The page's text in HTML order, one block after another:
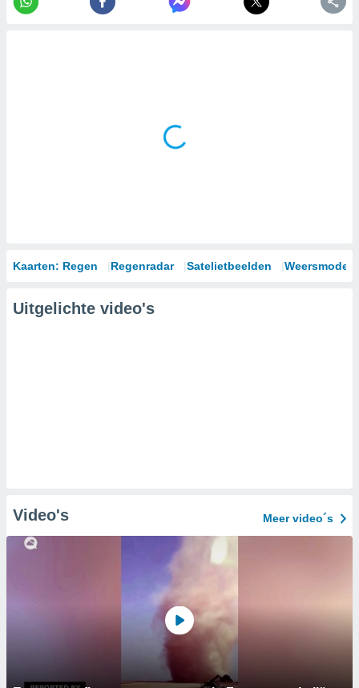
Kaarten: Regen Regenradar Satelietbeelden
Uitgelichte video's
Video's Meer video´s